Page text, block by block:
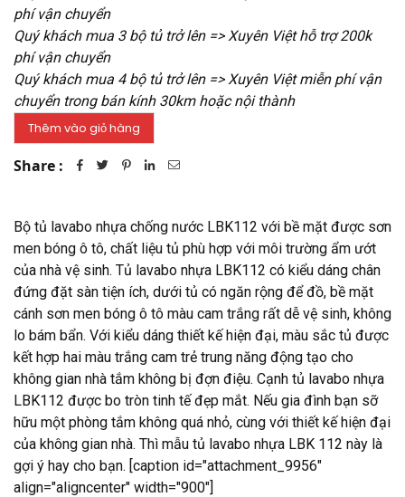
phí vận chuyển
Quý khách mua 3 bộ tủ trở lên => Xuyên Việt hỗ trợ 200k
phí vận chuyển
Quý khách mua 4 bộ tủ trở lên => Xuyên Việt miễn phí vận
chuyển trong bán kính 30km hoặc nội thành
Share :
Bộ tủ lavabo nhựa chống nước LBK112 với bề mặt được sơn
men bóng ô tô, chất liệu tủ phù hợp với môi trường ẩm ướt
của nhà vệ sinh. Tủ lavabo nhựa LBK112 có kiểu dáng chân
đứng đặt sàn tiện ích, dưới tủ có ngăn rộng để đồ, bề mặt
cánh sơn men bóng ô tô màu cam trắng rất dễ vệ sinh, không
lo bám bẩn. Với kiểu dáng thiết kế hiện đại, màu sắc tủ được
kết hợp hai màu trắng cam trẻ trung năng động tạo cho
không gian nhà tắm không bị đợn điệu. Cạnh tủ lavabo nhựa
LBK112 được bo tròn tinh tế đẹp mắt. Nếu gia đình bạn sỡ
hữu một phòng tắm không quá nhỏ, cùng với thiết kế hiện đại
của không gian nhà. Thì mẫu tủ lavabo nhựa LBK 112 này là
gợi ý hay cho bạn. [caption id="attachment_9956"
align="aligncenter" width="900"]